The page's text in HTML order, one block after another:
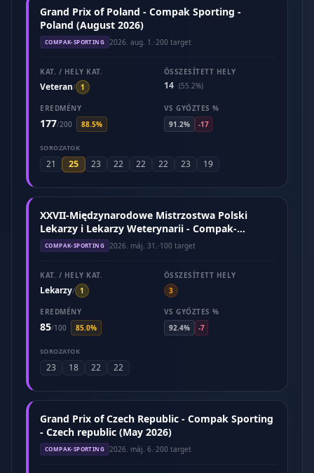
Grand Prix of Poland - Compak Sporting -
Poland (August 2026)
COMPAK-SPORTING 2026. aug. 1. ·200 target
KAT. / HELY KAT.
Veteran/ 1
ÖSSZESÍTETT HELY
14 (55.2%)
EREDMÉNY
177/200 88.5%
VS GYŐZTES %
91.2%
-17
SOROZATOK
21 25 23 22 22 22 23 19
XXVII-Międzynarodowe Mistrzostwa Polski
Lekarzy i Lekarzy Weterynarii - Compak-
Sporting (Maj 2026)
COMPAK-SPORTING 2026. máj. 31. ·100 target
KAT. / HELY KAT.
Lekarzy/ 1
ÖSSZESÍTETT HELY
3
EREDMÉNY
85/100 85.0%
VS GYŐZTES %
92.4%
-7
SOROZATOK
23 18 22 22
Grand Prix of Czech Republic - Compak Sporting
- Czech republic (May 2026)
COMPAK-SPORTING 2026. máj. 6. ·200 target